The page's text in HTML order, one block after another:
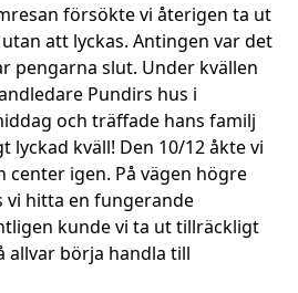
försökte vi återigen ta ut
att lyckas. Antingen var det
pengarna slut. Under kvällen
Pundirs hus i
och träffade hans familj
lyckad kväll! Den 10/12 åkte vi
center igen. På vägen högre
vi hitta en fungerande
kunde vi ta ut tillräckligt
allvar börja handla till